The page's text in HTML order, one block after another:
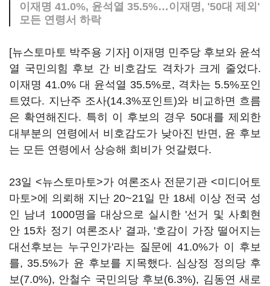
이재명 41.0%, 윤석열 35.5%…이재명, '50대 제외'
모든 연령서 하락
[뉴스토마토 박주용 기자] 이재명 민주당 후보와 윤석
열 국민의힘 후보 간 비호감도 격차가 크게 줄었다.
이재명 41.0% 대 윤석열 35.5%로, 격차는 5.5%포인
트였다. 지난주 조사(14.3%포인트)와 비교하면 흐름
은 확연해진다. 특히 이 후보의 경우 50대를 제외한
대부분의 연령에서 비호감도가 낮아진 반면, 윤 후보
는 모든 연령에서 상승해 희비가 엇갈렸다.
23일 <뉴스토마토>가 여론조사 전문기관 <미디어토
마토>에 의뢰해 지난 20~21일 만 18세 이상 전국 성
인 남녀 1000명을 대상으로 실시한 '선거 및 사회현
안 15차 정기 여론조사' 결과, '호감이 가장 떨어지는
대선후보는 누구인가'라는 질문에 41.0%가 이 후보
를, 35.5%가 윤 후보를 지목했다. 심상정 정의당 후
보(7.0%), 안철수 국민의당 후보(6.3%), 김동연 새로